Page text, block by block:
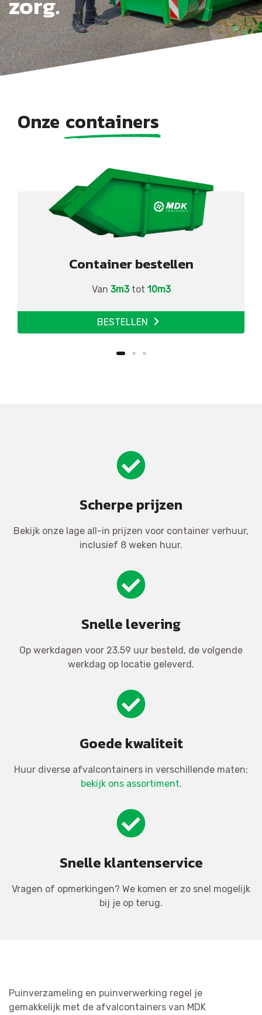
Onze containers
Container bestellen
Van 3m3 tot 10m3
BESTELLEN
Scherpe prijzen
Bekijk onze lage all-in prijzen voor container verhuur,
inclusief 8 weken huur.
Snelle levering
Op werkdagen voor 23.59 uur besteld, de volgende
werkdag op locatie geleverd.
Goede kwaliteit
Huur diverse afvalcontainers in verschillende maten:
bekijk ons assortiment.
Snelle klantenservice
Vragen of opmerkingen? We komen er zo snel mogelijk
bij je op terug.
Puinverzameling en puinverwerking regel je
gemakkelijk met de afvalcontainers van MDK